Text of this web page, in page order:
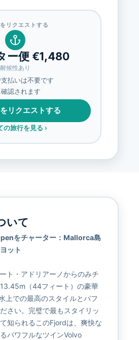
リクエストする
ー便 €1,480
耐候性あり
払いは不要です
認されます
リクエストする
の旅行を見る ›
いて
をチャーター：Mallorca島
ット
ト・アドリアーノからのみチ
（44フィート）の豪華
上での最高のスタイルとパフ
さい。完璧で最もスタイリッ
知られるこのFjordは、爽快な
パワフルなツインVolvo